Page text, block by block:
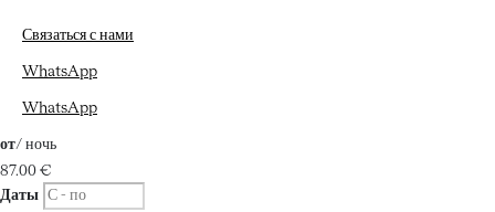
Связаться с нами
WhatsApp
WhatsApp
от/ ночь
87.00 €
Даты